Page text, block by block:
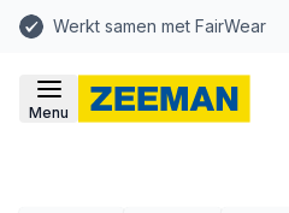
Werkt samen met FairWear
Menu